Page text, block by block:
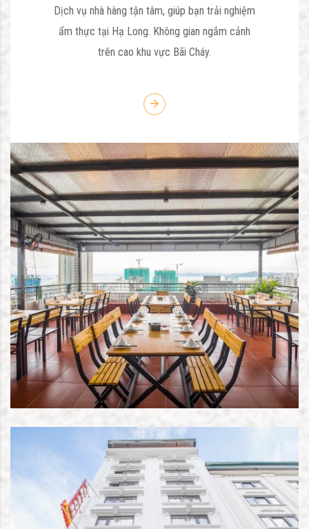
Dịch vụ nhà hàng tận tâm, giúp bạn trải nghiệm
ẩm thực tại Hạ Long. Không gian ngắm cảnh
trên cao khu vực Bãi Cháy.